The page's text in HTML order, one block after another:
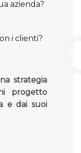
azienda?
i clienti?
strategia
progetto
e dai suoi